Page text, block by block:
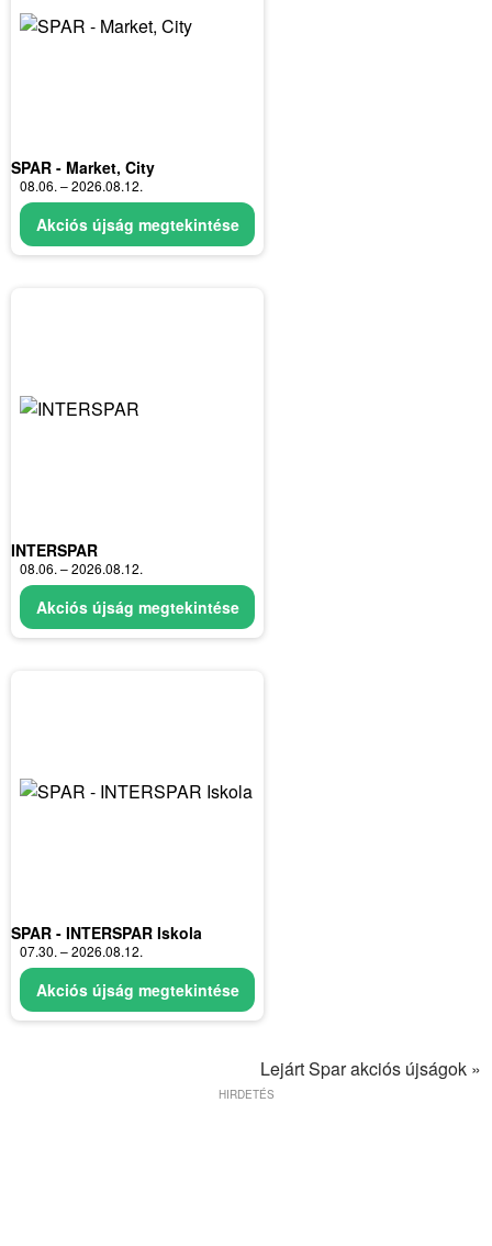
SPAR - Market, City
08.06. – 2026.08.12.
Akciós újság megtekintése
INTERSPAR
08.06. – 2026.08.12.
Akciós újság megtekintése
SPAR - INTERSPAR Iskola
07.30. – 2026.08.12.
Akciós újság megtekintése
Lejárt Spar akciós újságok »
HIRDETÉS